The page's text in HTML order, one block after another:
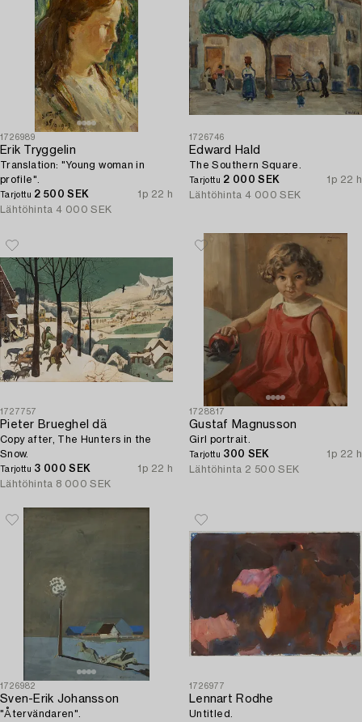
1726989
Erik Tryggelin
Translation: "Young woman in
profile".
Tarjottu 2 500 SEK
1p 22 h
Lähtöhinta 4 000 SEK
1726746
Edward Hald
The Southern Square.
Tarjottu 2 000 SEK
1p 22 h
Lähtöhinta 4 000 SEK
1727757
Pieter Brueghel dä
Copy after, The Hunters in the
Snow.
Tarjottu 3 000 SEK
1p 22 h
Lähtöhinta 8 000 SEK
1728817
Gustaf Magnusson
Girl portrait.
Tarjottu 300 SEK
1p 22 h
Lähtöhinta 2 500 SEK
1726982
Sven-Erik Johansson
"Återvändaren".
1726977
Lennart Rodhe
Untitled.